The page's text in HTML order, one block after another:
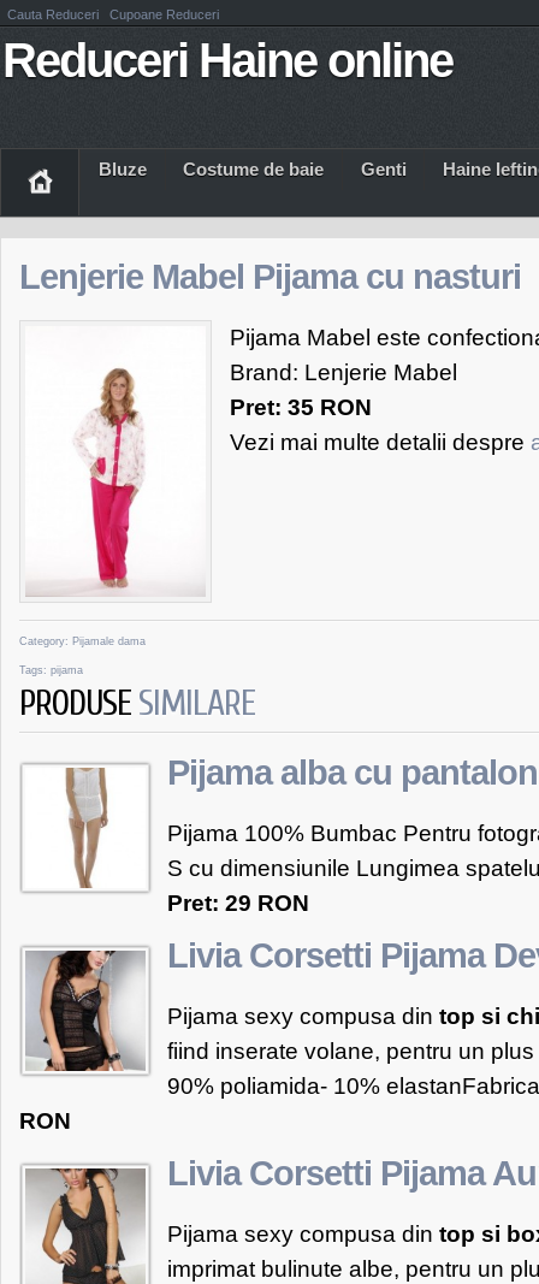
Cauta Reduceri Cupoane Reduceri
Reduceri Haine online
Bluze Costume de baie Genti Haine
Lenjerie Mabel Pijama cu nasturi
Pijama Mabel este
Brand: Lenjerie Mabel
Pret: 35 RON
Vezi mai multe detalii despre
Category: Pijamale dama
Tags: pijama
PRODUSE SIMILARE
Pijama alba cu
Pijama 100% Bumbac Pentru
S cu dimensiunile Lungimea
Pret: 29 RON
Livia Corsetti Pijama
Pijama sexy compusa din top si
fiind inserate volane, pentru un
90% poliamida- 10%
RON
Livia Corsetti Pijama
Pijama sexy compusa din top si
imprimat bulinute albe, pentru un